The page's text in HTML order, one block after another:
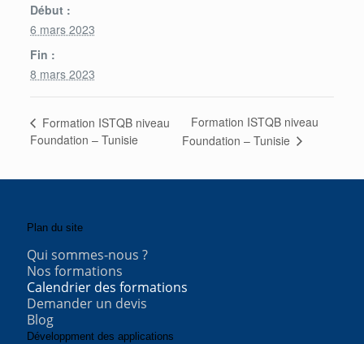
Début :
6 mars 2023
Fin :
8 mars 2023
Formation ISTQB niveau
Foundation – Tunisie
Formation ISTQB niveau
Foundation – Tunisie
Plan du site
Qui sommes-nous ?
Nos formations
Calendrier des formations
Demander un devis
Blog
Développment des applications